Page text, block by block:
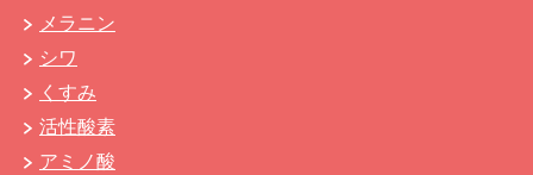
メラニン
シワ
くすみ
活性酸素
アミノ酸